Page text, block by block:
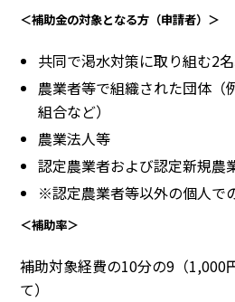
＜補助金の対象となる方（申請者）＞
共同で渇水対策に取り組む2
農業者等で組織された団体（
組合など）
農業法人等
認定農業者および認定新規農
※認定農業者等以外の個人で
＜補助率＞
補助対象経費の10分の9（1,000
て）